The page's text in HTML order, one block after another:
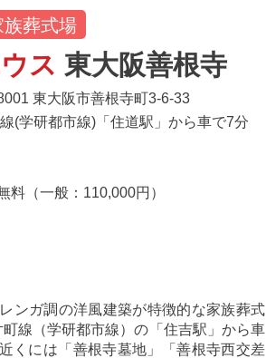
葬式場
ス 東大阪善根寺
東大阪市善根寺町3-6-33
(学研都市線)「住道駅」から車で7分
料（一般：110,000円）
ンガ調の洋風建築が特徴的な家族葬式
線（学研都市線）の「住吉駅」から車
くには「善根寺墓地」「善根寺西交差